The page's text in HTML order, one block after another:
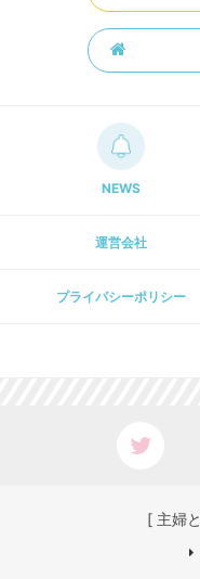
NEWS
運営会社
プライパシーポリシー
[ 主婦